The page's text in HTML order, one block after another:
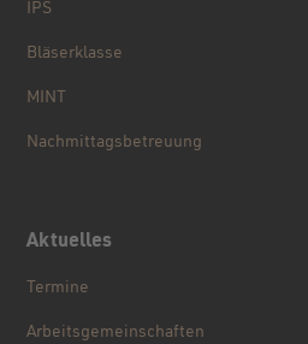
IPS
Bläserklasse
MINT
Nachmittagsbetreuung
Aktuelles
Termine
Arbeitsgemeinschaften